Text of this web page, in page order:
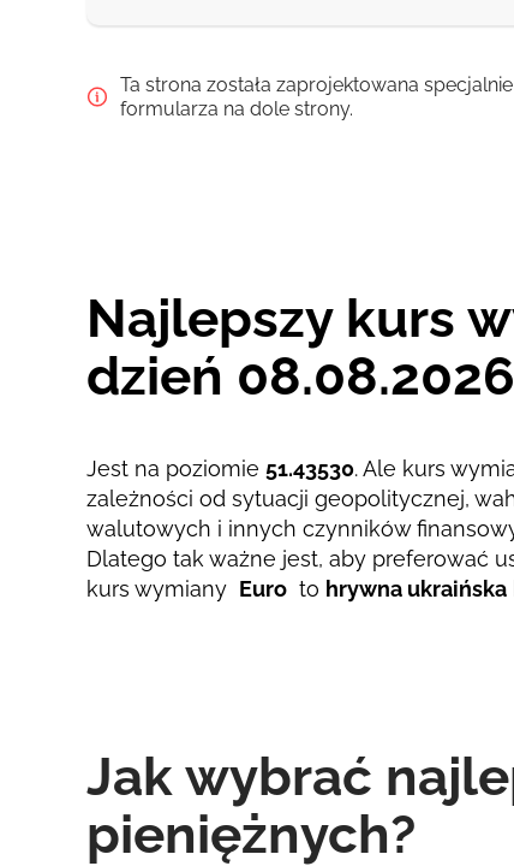
Ekonomiczny
Ta strona została zaprojektowana
formularza na dole strony.
Najlepszy kurs
dzień
Jest na poziomie 51.43530. Ale kurs
zależności od sytuacji geopolitycznej,
walutowych i innych czynników
Dlatego tak ważne jest, aby preferować
kurs wymiany Euro to hrywna ukraińska
Jak wybrać
pieniężnych?